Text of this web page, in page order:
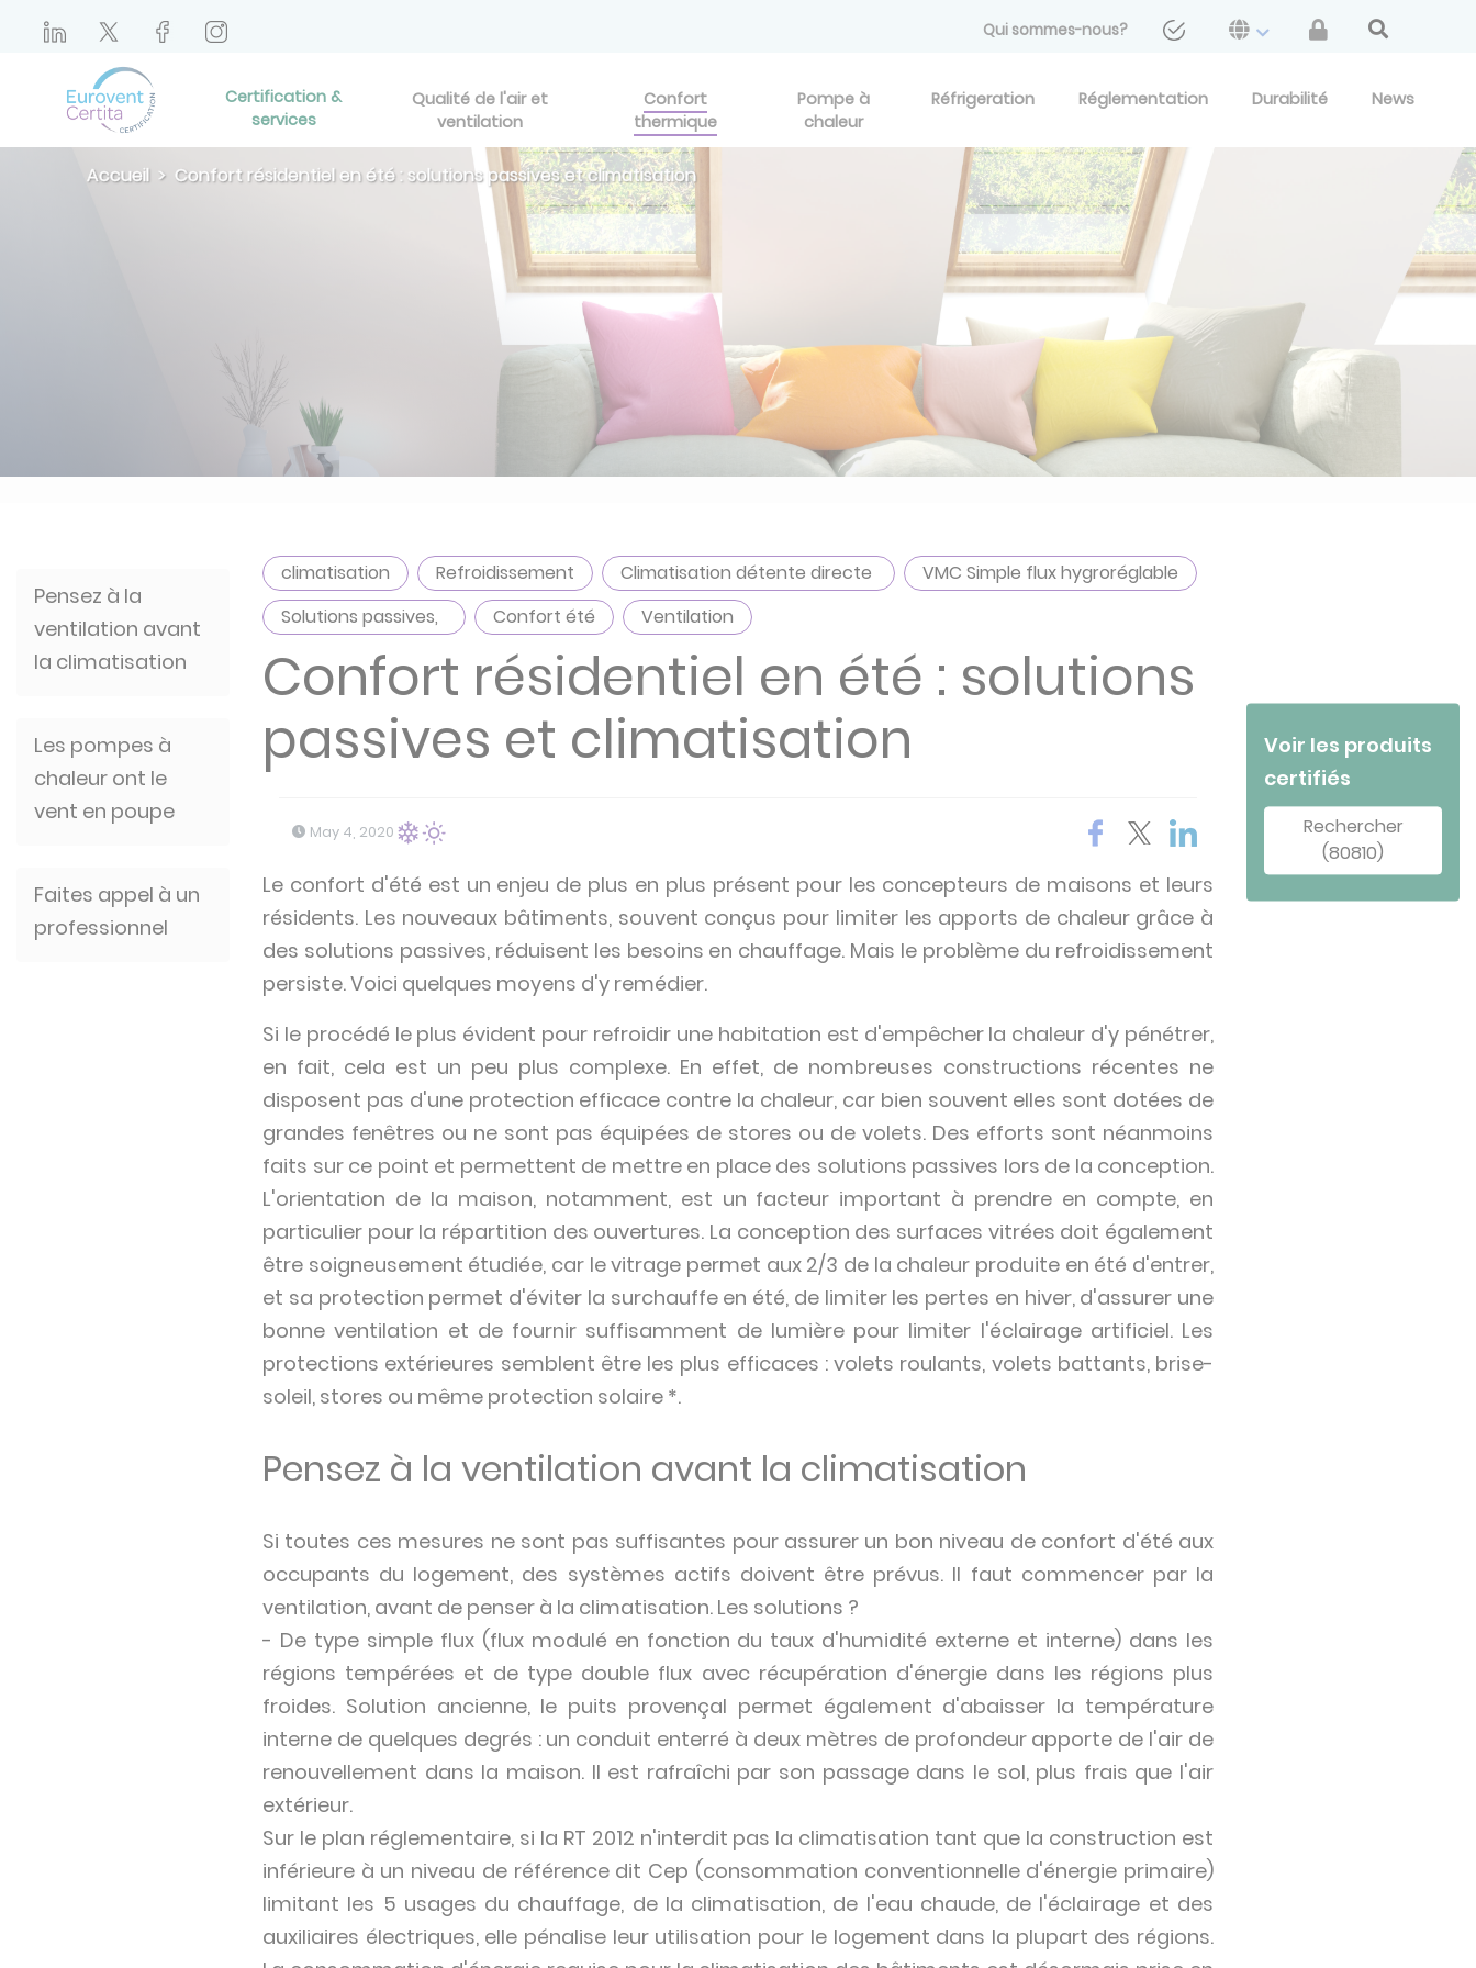
Qui sommes-nous?
Certification &
services
Qualité de l'air et
ventilation
Confort
thermique
Pompe à
chaleur
Réfrigeration Réglementation Durabilité News
Accueil Confort résidentiel en été : solutions passives et climatisation
Pensez à la
ventilation avant
la climatisation
Les pompes à
chaleur ont le
vent en poupe
Faites appel à un
professionnel
climatisation Refroidissement Climatisation détente directe
VMC Simple flux hygroréglable
Solutions passives,
Confort été Ventilation
Confort résidentiel en été : solutions
passives et climatisation
May 4, 2020
Le confort d'été est un enjeu de plus en plus présent pour les concepteurs de maisons et leurs
résidents. Les nouveaux bâtiments, souvent conçus pour limiter les apports de chaleur grâce à
des solutions passives, réduisent les besoins en chauffage. Mais le problème du refroidissement
persiste. Voici quelques moyens d'y remédier.
Si le procédé le plus évident pour refroidir une habitation est d'empêcher la chaleur d'y pénétrer,
en fait, cela est un peu plus complexe. En effet, de nombreuses constructions récentes ne
disposent pas d'une protection efficace contre la chaleur, car bien souvent elles sont dotées de
grandes fenêtres ou ne sont pas équipées de stores ou de volets. Des efforts sont néanmoins
faits sur ce point et permettent de mettre en place des solutions passives lors de la conception.
L'orientation de la maison, notamment, est un facteur important à prendre en compte, en
particulier pour la répartition des ouvertures. La conception des surfaces vitrées doit également
être soigneusement étudiée, car le vitrage permet aux 2/3 de la chaleur produite en été d'entrer,
et sa protection permet d'éviter la surchauffe en été, de limiter les pertes en hiver, d'assurer une
bonne ventilation et de fournir suffisamment de lumière pour limiter l'éclairage artificiel. Les
protections extérieures semblent être les plus efficaces : volets roulants, volets battants, brise-
soleil, stores ou même protection solaire *.
Pensez à la ventilation avant la climatisation
Si toutes ces mesures ne sont pas suffisantes pour assurer un bon niveau de confort d'été aux
occupants du logement, des systèmes actifs doivent être prévus. Il faut commencer par la
ventilation, avant de penser à la climatisation. Les solutions ?
- De type simple flux (flux modulé en fonction du taux d'humidité externe et interne) dans les
régions tempérées et de type double flux avec récupération d'énergie dans les régions plus
froides. Solution ancienne, le puits provençal permet également d'abaisser la température
interne de quelques degrés : un conduit enterré à deux mètres de profondeur apporte de l'air de
renouvellement dans la maison. Il est rafraîchi par son passage dans le sol, plus frais que l'air
extérieur.
Sur le plan réglementaire, si la RT 2012 n'interdit pas la climatisation tant que la construction est
inférieure à un niveau de référence dit Cep (consommation conventionnelle d'énergie primaire)
limitant les 5 usages du chauffage, de la climatisation, de l'eau chaude, de l'éclairage et des
auxiliaires électriques, elle pénalise leur utilisation pour le logement dans la plupart des régions.
Voir les produits
certifiés
Rechercher
(80810)